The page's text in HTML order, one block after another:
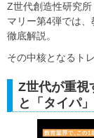
Z世代創造性研究
マリー第4弾では
徹底解説。
その中核となるト
Z世代が重視
と「タイパ」